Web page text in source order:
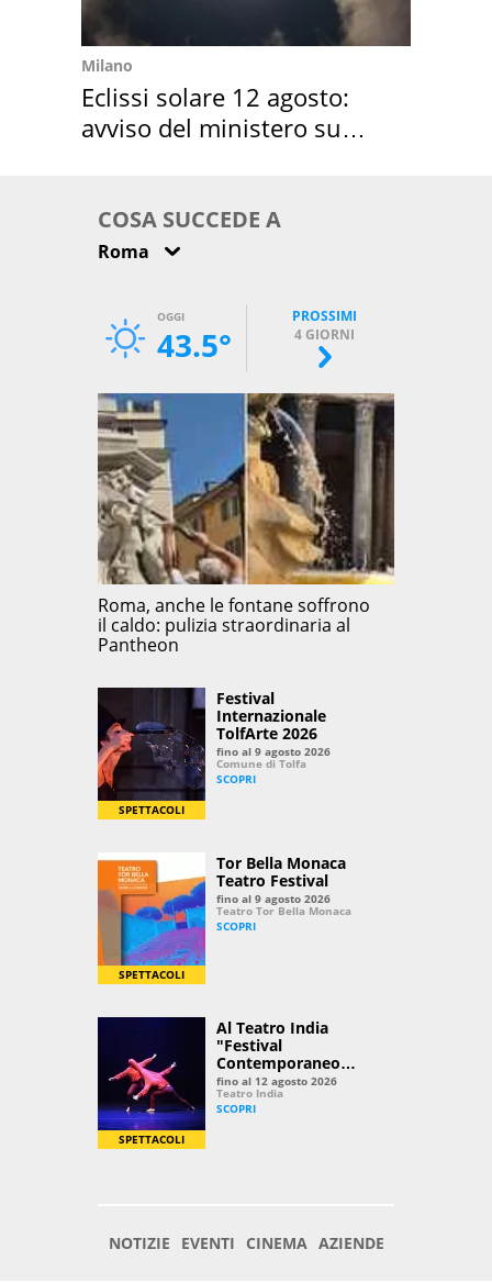
Milano
Eclissi solare 12 agosto:
avviso del ministero su